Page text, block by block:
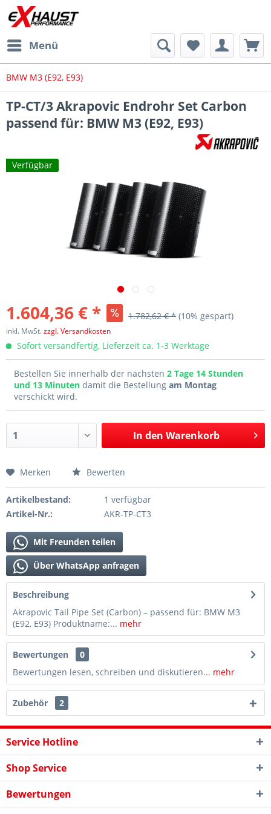
Menü
BMW M3 (E92, E93)
TP-CT/3 Akrapovic Endrohr Set Carbon
passend für: BMW M3 (E92, E93)
Verfügbar
1.604,36 € * 1.782,62 € * (10% gespart)
inkl. MwSt.zzgl. Versandkosten
Sofort versandfertig, Lieferzeit ca. 1-3 Werktage
Bestellen Sie innerhalb der nächsten 2 Tage 14 Stunden
und 13 Minuten damit die Bestellung am Montag
verschickt wird.
In den Warenkorb
Merken Bewerten
Artikelbestand:
1 verfügbar
Artikel-Nr.:
AKR-TP-CT3
Mit Freunden teilen
Über WhatsApp anfragen
Beschreibung
Akrapovic Tail Pipe Set (Carbon) – passend für: BMW M3
(E92, E93) Produktname:... mehr
Bewertungen
0
Bewertungen lesen, schreiben und diskutieren... mehr
Zubehör 2
Service Hotline
Shop Service
Bewertungen